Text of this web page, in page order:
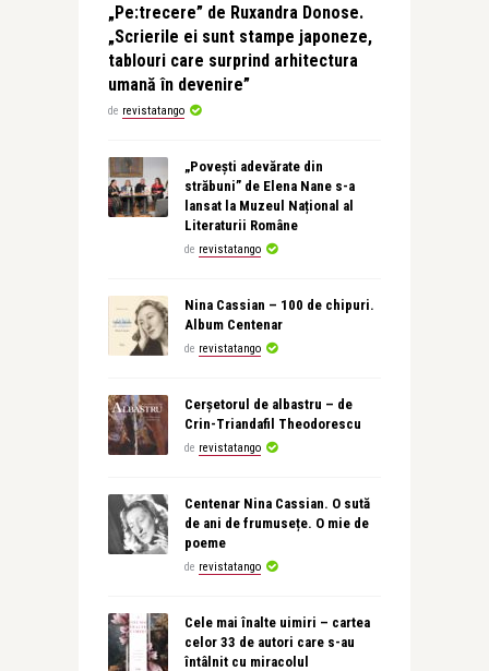
„Pe:trecere” de Ruxandra Donose.
„Scrierile ei sunt stampe japoneze,
tablouri care surprind arhitectura
umană în devenire”
de revistatango
„Povești adevărate din
străbuni” de Elena Nane s-a
lansat la Muzeul Național al
Literaturii Române
de revistatango
Nina Cassian – 100 de chipuri.
Album Centenar
de revistatango
Cerșetorul de albastru – de
Crin-Triandafil Theodorescu
de revistatango
Centenar Nina Cassian. O sută
de ani de frumusețe. O mie de
poeme
de revistatango
Cele mai înalte uimiri – cartea
celor 33 de autori care s-au
întâlnit cu miracolul